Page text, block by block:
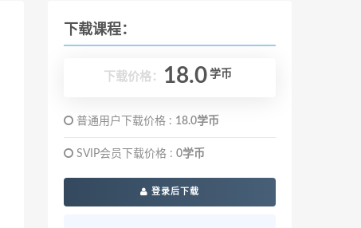
下载课程：
下载价格： 18.0 学币
普通用户下载价格 : 18.0学币
SVIP会员下载价格 : 0学币
登录后下载